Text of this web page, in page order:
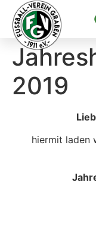
2019
hiermit laden